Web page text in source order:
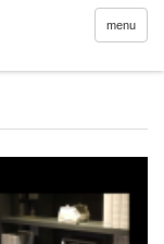
menu